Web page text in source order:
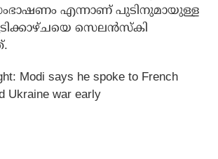
സംഭാഷണം എന്നാണ് പുടിനുമായുള്ള
സെലന്‍സ്‌കി
Modi says he spoke to French
Ukraine war early